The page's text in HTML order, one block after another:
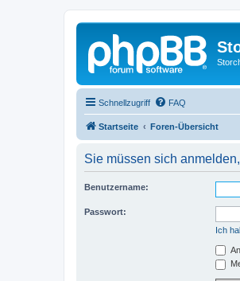
Schnellzugriff FAQ
Startseite Foren-Übersicht
Sie müssen sich
Benutzername:
Passwort:
Ich